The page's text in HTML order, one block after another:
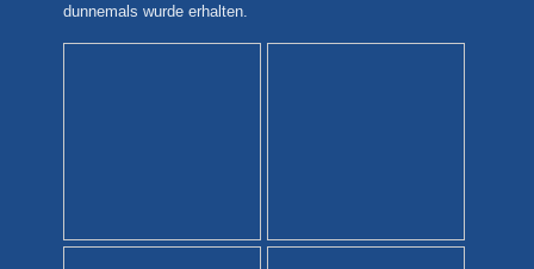
dunnemals wurde erhalten.